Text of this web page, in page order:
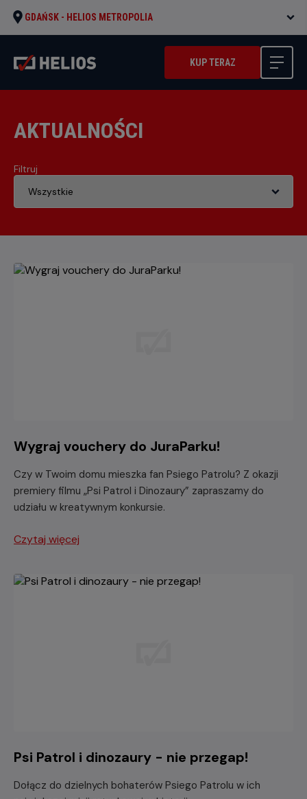
GDAŃSK - HELIOS METROPOLIA
KUP TERAZ
AKTUALNOŚCI
Filtruj
Wygraj vouchery do JuraParku!
Czy w Twoim domu mieszka fan Psiego Patrolu? Z okazji
premiery filmu „Psi Patrol i Dinozaury” zapraszamy do
udziału w kreatywnym konkursie.
Czytaj więcej
Psi Patrol i dinozaury - nie przegap!
Dołącz do dzielnych bohaterów Psiego Patrolu w ich